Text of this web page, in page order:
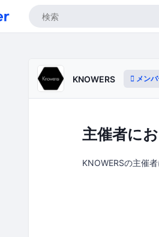
KNOWERS メン
主催者に
KNOWERSの主催